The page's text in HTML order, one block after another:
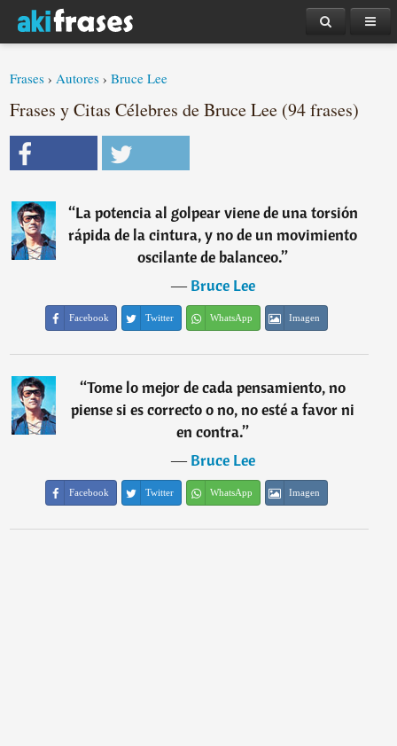
Frases ›Autores ›Bruce Lee
Frases y Citas Célebres de Bruce Lee (94 frases)
“La potencia al golpear viene de una torsión
rápida de la cintura, y no de un movimiento
oscilante de balanceo.”
―Bruce Lee
Facebook Twitter WhatsApp Imagen
“Tome lo mejor de cada pensamiento, no
piense si es correcto o no, no esté a favor ni
en contra.”
―Bruce Lee
Facebook Twitter WhatsApp Imagen